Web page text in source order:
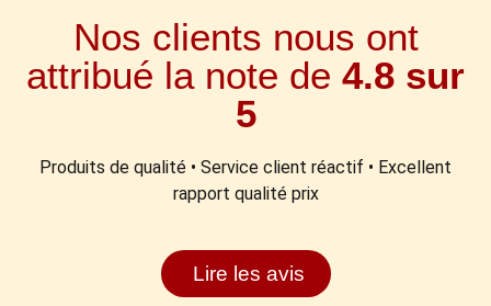
Nos clients nous ont
attribué la note de 4.8 sur
5
Produits de qualité • Service client réactif • Excellent
rapport qualité prix
Lire les avis